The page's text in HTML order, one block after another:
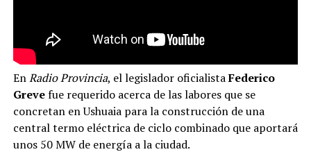
EnRadio Provincia, el legislador oficialistaFederico
Grevefue requerido acerca de las labores que se
concretan en Ushuaia para la construcción de una
central termo eléctrica de ciclo combinado que aportará
unos 50 MW de energía a la ciudad.